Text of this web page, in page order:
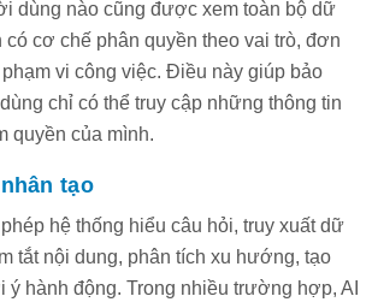
dùng nào cũng được xem toàn bộ dữ
có cơ chế phân quyền theo vai trò, đơn
vi công việc. Điều này giúp bảo
chỉ có thể truy cập những thông tin
quyền của mình.
tạo
hệ thống hiểu câu hỏi, truy xuất dữ
tắt nội dung, phân tích xu hướng, tạo
ý hành động. Trong nhiều trường hợp, AI